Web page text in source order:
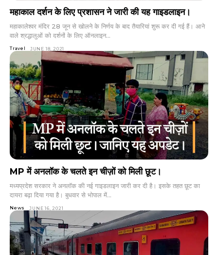
महाकाल दर्शन के लिए प्रशासन ने जारी की यह गाइडलाइन।
महाकालेश्वर मंदिर 28 जून से खोलने के निर्णय के बाद तैयारियां शुरू कर दी गई हैं। आने
वाले श्रद्धालुओं को दर्शनों के लिए ऑनलाइन...
Travel JUNE 18, 2021
MP में अनलॉक के चलते इन चीज़ों को मिली छूट।
मध्यप्रदेश सरकार ने अनलॉक की नई गाइडलाइन जारी कर दी है। इसके तहत छूट का
दायरा बढ़ा दिया गया है। बुधवार से भोपाल में...
News JUNE 16, 2021